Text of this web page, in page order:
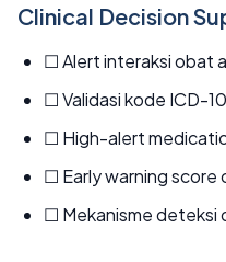
Clinical Decision
☐ Alert interaksi obat
☐ Validasi kode ICD-
☐ High-alert
☐ Early warning score
☐ Mekanisme deteksi